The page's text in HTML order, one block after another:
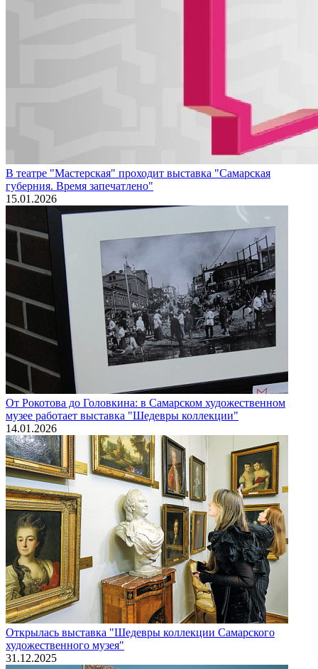
В театре "Мастерская" проходит выставка "Самарская
губерния. Время запечатлено"
15.01.2026
От Рокотова до Головкина: в Самарском художественном
музее работает выставка "Шедевры коллекции"
14.01.2026
Открылась выставка "Шедевры коллекции Самарского
художественного музея"
31.12.2025